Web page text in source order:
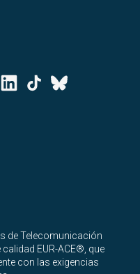
LinkedinTiktok
Bluesky
de Telecomunicación
EUR-ACE®, que
con las exigencias